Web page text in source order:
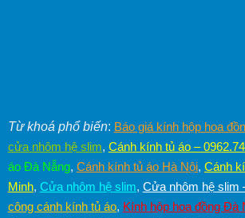
Từ khoá phổ biến: Báo giá kính hộp hoa
cửa nhôm hệ slim, Cánh kính tủ áo –
áo Đà Nẵng, Cánh kính tủ áo Hà Nội, Cánh
Minh, Cửa nhôm hệ slim, Cửa nhôm hệ slim
công cánh kính tủ áo, Kính hộp hoa đồng Đà